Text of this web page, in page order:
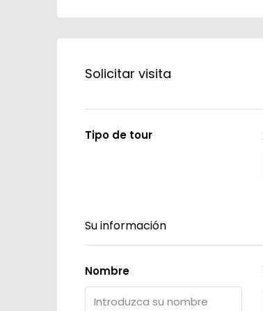
Solicitar visita
Tipo de tour
Su información
Nombre